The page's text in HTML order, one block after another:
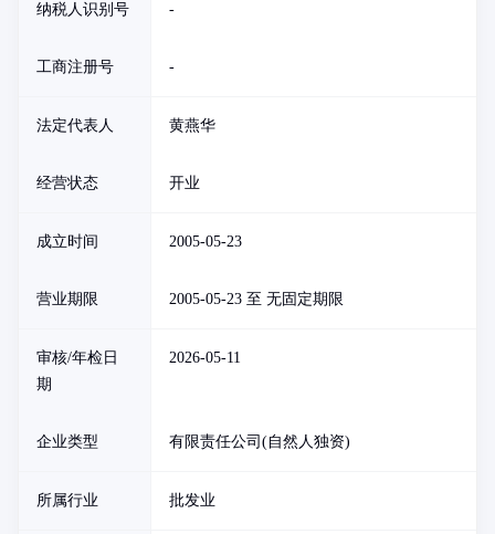
纳税人识别号 -
工商注册号 -
法定代表人 黄燕华
经营状态 开业
成立时间 2005-05-23
营业期限 2005-05-23 至 无固定期限
审核/年检日
期
2026-05-11
企业类型 有限责任公司(自然人独资)
所属行业 批发业